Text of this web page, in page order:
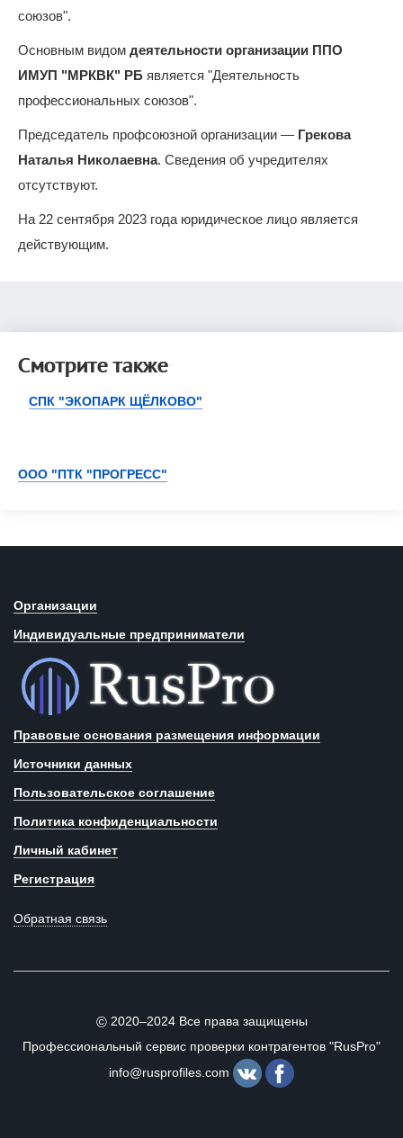
союзов".
Основным видом деятельности организации ППО
ИМУП "МРКВК" РБ является "Деятельность
профессиональных союзов".
Председатель профсоюзной организации — Грекова
Наталья Николаевна. Сведения об учредителях
отсутствуют.
На 22 сентября 2023 года юридическое лицо является
действующим.
Смотрите также
СПК "ЭКОПАРК ЩЁЛКОВО"
ООО "ПТК "ПРОГРЕСС"
Организации
Индивидуальные предприниматели
Правовые основания размещения информации
Источники данных
Пользовательское соглашение
Политика конфиденциальности
Личный кабинет
Регистрация
Обратная связь
©2020–2024 Все права защищены
Профессиональный сервис проверки контрагентов "RusPro"
info@rusprofiles.com